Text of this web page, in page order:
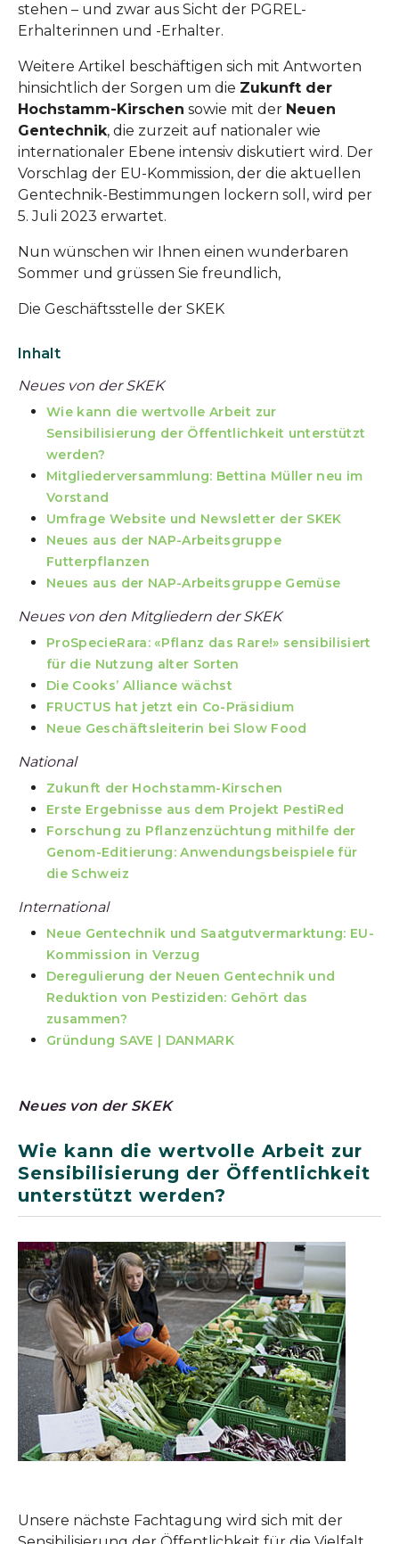
stehen – und zwar aus Sicht der PGREL-
Erhalterinnen und -Erhalter.
Weitere Artikel beschäftigen sich mit Antworten
hinsichtlich der Sorgen um die Zukunft der
Hochstamm-Kirschen sowie mit der Neuen
Gentechnik, die zurzeit auf nationaler wie
internationaler Ebene intensiv diskutiert wird. Der
Vorschlag der EU-Kommission, der die aktuellen
Gentechnik-Bestimmungen lockern soll, wird per
5. Juli 2023 erwartet.
Nun wünschen wir Ihnen einen wunderbaren
Sommer und grüssen Sie freundlich,
Die Geschäftsstelle der SKEK
Inhalt
Neues von der SKEK
Wie kann die wertvolle Arbeit zur
Sensibilisierung der Öffentlichkeit unterstützt
werden?
Mitgliederversammlung: Bettina Müller neu im
Vorstand
Umfrage Website und Newsletter der SKEK
Neues aus der NAP-Arbeitsgruppe
Futterpflanzen
Neues aus der NAP-Arbeitsgruppe Gemüse
Neues von den Mitgliedern der SKEK
ProSpecieRara: «Pflanz das Rare!» sensibilisiert
für die Nutzung alter Sorten
Die Cooks’ Alliance wächst
FRUCTUS hat jetzt ein Co-Präsidium
Neue Geschäftsleiterin bei Slow Food
National
Zukunft der Hochstamm-Kirschen
Erste Ergebnisse aus dem Projekt PestiRed
Forschung zu Pflanzenzüchtung mithilfe der
Genom-Editierung: Anwendungsbeispiele für
die Schweiz
International
Neue Gentechnik und Saatgutvermarktung: EU-
Kommission in Verzug
Deregulierung der Neuen Gentechnik und
Reduktion von Pestiziden: Gehört das
zusammen?
Gründung SAVE | DANMARK
Neues von der SKEK
Wie kann die wertvolle Arbeit zur
Sensibilisierung der Öffentlichkeit
unterstützt werden?
Unsere nächste Fachtagung wird sich mit der